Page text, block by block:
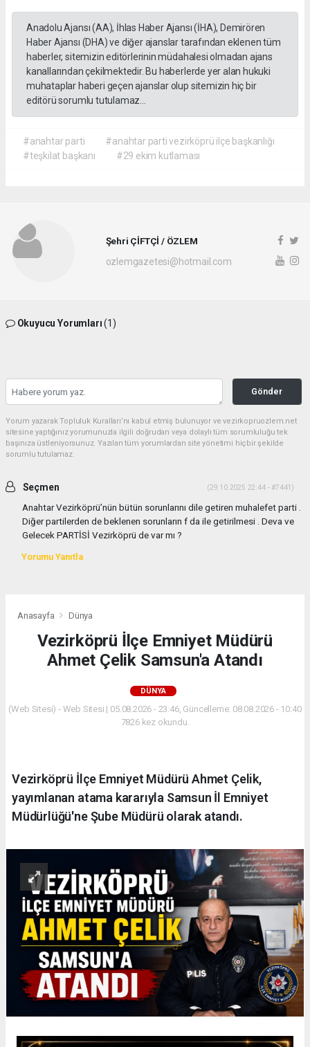
Anadolu Ajansı (AA), İhlas Haber Ajansı (İHA), Demirören
Haber Ajansı (DHA) ve diğer ajanslar tarafından eklenen tüm
haberler, sitemizin editörlerinin müdahalesi olmadan ajans
kanallarından çekilmektedir. Bu haberlerde yer alan hukuki
muhataplar haberi geçen ajanslar olup sitemizin hiç bir
editörü sorumlu tutulamaz...
#anahtar parti
#anahtar parti vezirköprü ilçe başkanlığı
#teşkilat başkanı
#29 ekim kutlaması
Şehri ÇİFTÇİ / ÖZLEM
ozlemgazetesi@hotmail.com
Okuyucu Yorumları(1)
Gönder
Yorum yazarak Topluluk Kuralları’nı kabul etmiş bulunuyor ve vezirkopruozlem.net
sitesine yaptığınız yorumunuzla ilgili doğrudan veya dolaylı tüm sorumluluğu tek
başınıza üstleniyorsunuz. Yazılan tüm yorumlardan site yönetimi hiçbir şekilde
sorumlu tutulamaz.
Seçmen (29.10.2025 22:44 - #7441)
Anahtar Vezirköprü’nün bütün sorunlarını dile getiren muhalefet parti .
Diğer partilerden de beklenen sorunların f da ile getirilmesi . Deva ve
Gelecek PARTİSİ Vezirköprü de var mı ?
Yorumu Yanıtla
Anasayfa Dünya
Vezirköprü İlçe Emniyet Müdürü
Ahmet Çelik Samsun'a Atandı
DÜNYA
(Web Sitesi) - Web Sitesi | 05.08.2026 - 23:46, Güncelleme: 08.08.2026 - 10:40
7826 kez okundu.
Vezirköprü İlçe Emniyet Müdürü Ahmet Çelik,
yayımlanan atama kararıyla Samsun İl Emniyet
Müdürlüğü'ne Şube Müdürü olarak atandı.